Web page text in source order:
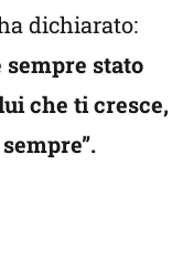
dichiarato:
sempre stato
che ti cresce,